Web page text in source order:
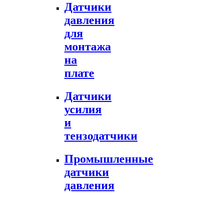
Датчики
давления
для
монтажа
на
плате
Датчики
усилия
и
тензодатчики
Промышленные
датчики
давления